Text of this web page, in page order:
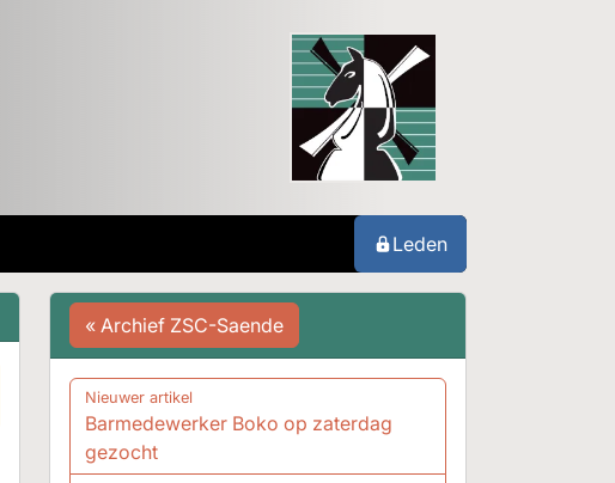
Leden
« Archief ZSC-Saende
Nieuwer artikel
Barmedewerker Boko op zaterdag
gezocht